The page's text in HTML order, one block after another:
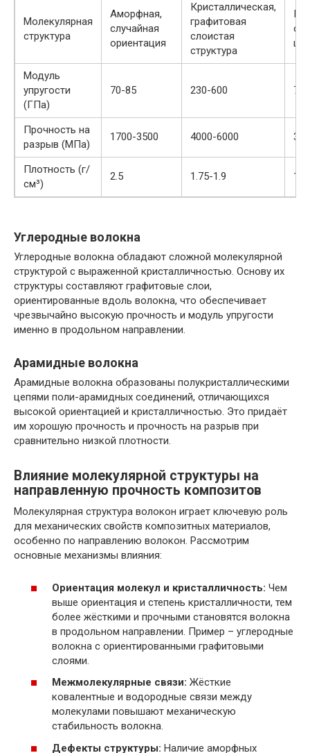
Молекулярная
структура
Аморфная,
случайная
ориентация
Кристаллическая,
графитовая
слоистая
структура
Модуль
упругости
(ГПа)
70-85 230-600
Прочность на
разрыв (МПа)
1700-3500 4000-6000
Плотность (г/
см³)
2.5 1.75-1.9
Углеродные волокна
Углеродные волокна обладают сложной молекулярной
структурой с выраженной кристалличностью. Основу их
структуры составляют графитовые слои,
ориентированные вдоль волокна, что обеспечивает
чрезвычайно высокую прочность и модуль упругости
именно в продольном направлении.
Арамидные волокна
Арамидные волокна образованы полукристаллическими
цепями поли-арамидных соединений, отличающихся
высокой ориентацией и кристалличностью. Это придаёт
им хорошую прочность и прочность на разрыв при
сравнительно низкой плотности.
Влияние молекулярной структуры на
направленную прочность композитов
Молекулярная структура волокон играет ключевую роль
для механических свойств композитных материалов,
особенно по направлению волокон. Рассмотрим
основные механизмы влияния:
Ориентация молекул и кристалличность: Чем
выше ориентация и степень кристалличности, тем
более жёсткими и прочными становятся волокна
в продольном направлении. Пример – углеродные
волокна с ориентированными графитовыми
слоями.
Межмолекулярные связи: Жёсткие
ковалентные и водородные связи между
молекулами повышают механическую
стабильность волокна.
Дефекты структуры: Наличие аморфных